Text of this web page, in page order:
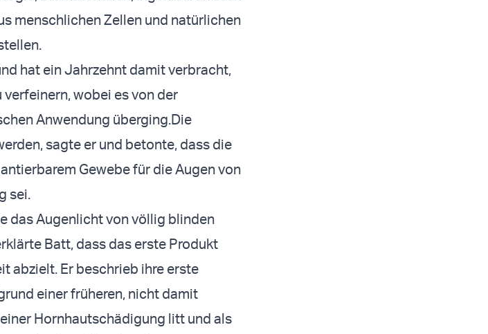
menschlichen Zellen und natürlichen
hat ein Jahrzehnt damit verbracht,
wobei es von der
Anwendung überging.Die
sagte er und betonte, dass die
Gewebe für die Augen von
sei.
das Augenlicht von völlig blinden
Batt, dass das erste Produkt
abzielt. Er beschrieb ihre erste
einer früheren, nicht damit
Hornhautschädigung litt und als